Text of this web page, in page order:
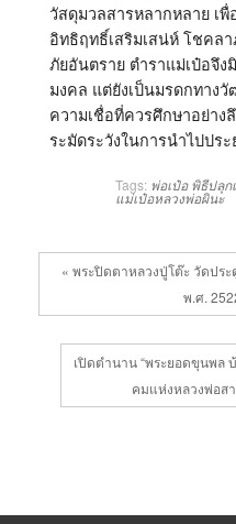
วัสดุมวลสารหลากหลาย เพื่
อิทธิฤทธิ์เสริมเสน่ห์ โชคล
ภัยอันตราย ตำราแม่เป๋อจึง
มงคล แต่ยังเป็นมรดกทาง
ความเชื่อที่ควรศึกษาอย่าง
ระมัดระวังในการนำไปปร
Tags: พ่อเป๋อ พิธีปลุก
แม่เป๋อหลวงพ่อผินะ
« พระปิดตาหลวงปู่โต๊ะ วัดปร
พ.ศ.
เปิดตำนาน “พระยอดขุนพล
คมแห่งหลวงพ่อส